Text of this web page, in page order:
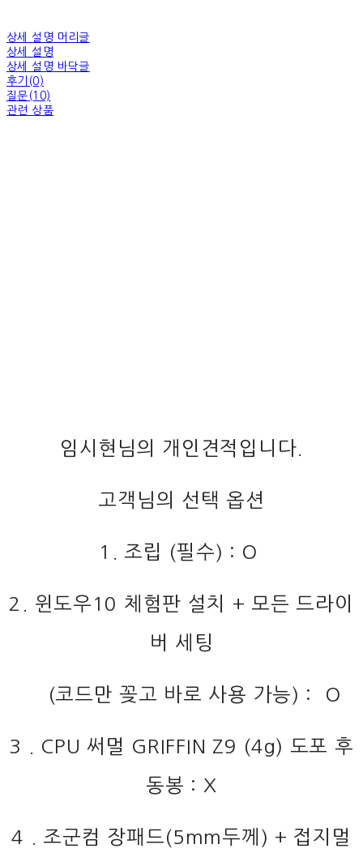
상세 설명 머리글
상세 설명
상세 설명 바닥글
후기(0)
질문(10)
관련 상품
임시현님의 개인견적입니다.
고객님의 선택 옵션
1. 조립 (필수) : O
2. 윈도우10 체험판 설치 + 모든 드라이
버 세팅
(코드만 꽂고 바로 사용 가능) : O
3 . CPU 써멀 GRIFFIN Z9 (4g) 도포 후
동봉 : X
4 . 조군컴 장패드(5mm두께) + 접지멀